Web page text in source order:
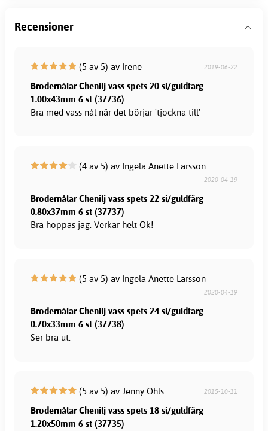
Recensioner
(5 av 5) av Irene 2019-06-22
Brodernålar Chenilj vass spets 20 si/guldfärg
1.00x43mm 6 st (37736)
Bra med vass nål när det börjar 'tjockna till'
(4 av 5) av Ingela Anette Larsson
2020-04-19
Brodernålar Chenilj vass spets 22 si/guldfärg
0.80x37mm 6 st (37737)
Bra hoppas jag. Verkar helt Ok!
(5 av 5) av Ingela Anette Larsson
2020-04-19
Brodernålar Chenilj vass spets 24 si/guldfärg
0.70x33mm 6 st (37738)
Ser bra ut.
(5 av 5) av Jenny Ohls 2015-10-11
Brodernålar Chenilj vass spets 18 si/guldfärg
1.20x50mm 6 st (37735)